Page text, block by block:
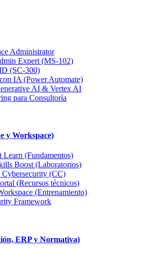
Administrator
Expert (MS-102)
(SC-300)
IA (Power Automate)
AI & Vertex AI
para Consultoría
y Workspace)
(Fundamentos)
Boost (Laboratorios)
(CC)
(Recursos técnicos)
(Entrenamiento)
Framework
ERP y Normativa)